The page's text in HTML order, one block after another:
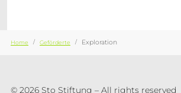
Home Geförderte Exploration
© 2026 Sto Stiftung – All rights reserved